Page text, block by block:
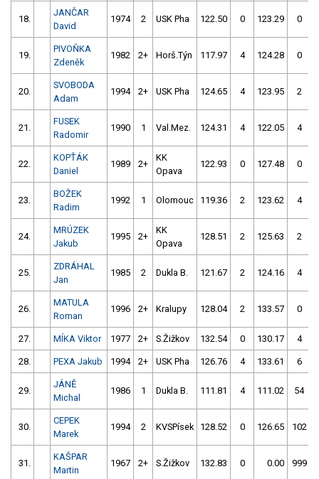
18.
JANČAR
David
1974 2 USK Pha 122.50 0 123.29 0
19.
PIVOŇKA
Zdeněk
1982 2+ Horš.Týn 117.97 4 124.28 0
20.
SVOBODA
Adam
1994 2+ USK Pha 124.65 4 123.95 2
21.
FUSEK
Radomir
1990 1 Val.Mez. 124.31 4 122.05 4
22.
KOPŤÁK
Daniel
1989 2+
KK
Opava
122.93 0 127.48 0
23.
BOŽEK
Radim
1992 1 Olomouc 119.36 2 123.62 4
24.
MRÚZEK
Jakub
1995 2+
KK
Opava
128.51 2 125.63 2
25.
ZDRÁHAL
Jan
1985 2 Dukla B. 121.67 2 124.16 4
26.
MATULA
Roman
1996 2+ Kralupy 128.04 2 133.57 0
27. MÍKA Viktor 1977 2+ S.Žižkov 132.54 0 130.17 4
28. PEXA Jakub 1994 2+ USK Pha 126.76 4 133.61 6
29.
JÁNĚ
Michal
1986 1 Dukla B. 111.81 4 111.02 54
30.
CEPEK
Marek
1994 2 KVSPísek 128.52 0 126.65 102
31.
KAŠPAR
Martin
1967 2+ S.Žižkov 132.83 0 0.00 999